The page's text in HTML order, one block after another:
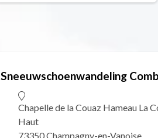
Sneeuwschoenwandeling
Chapelle de la Couaz Hameau La
Haut
73350 Champagny-en-Vanoise